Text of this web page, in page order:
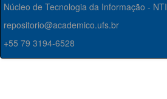
Núcleo de Tecnologia da Informação - NTI
repositorio@academico.ufs.br
+55 79 3194-6528